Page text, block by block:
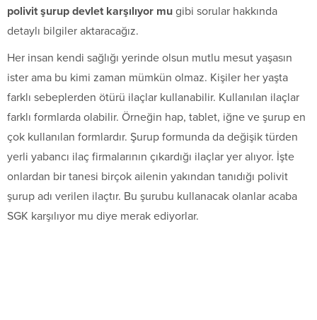
polivit şurup devlet karşılıyor mu gibi sorular hakkında
detaylı bilgiler aktaracağız.
Her insan kendi sağlığı yerinde olsun mutlu mesut yaşasın
ister ama bu kimi zaman mümkün olmaz. Kişiler her yaşta
farklı sebeplerden ötürü ilaçlar kullanabilir. Kullanılan ilaçlar
farklı formlarda olabilir. Örneğin hap, tablet, iğne ve şurup en
çok kullanılan formlardır. Şurup formunda da değişik türden
yerli yabancı ilaç firmalarının çıkardığı ilaçlar yer alıyor. İşte
onlardan bir tanesi birçok ailenin yakından tanıdığı polivit
şurup adı verilen ilaçtır. Bu şurubu kullanacak olanlar acaba
SGK karşılıyor mu diye merak ediyorlar.